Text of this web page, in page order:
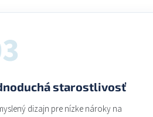
starostlivosť
dizajn pre nízke nároky na